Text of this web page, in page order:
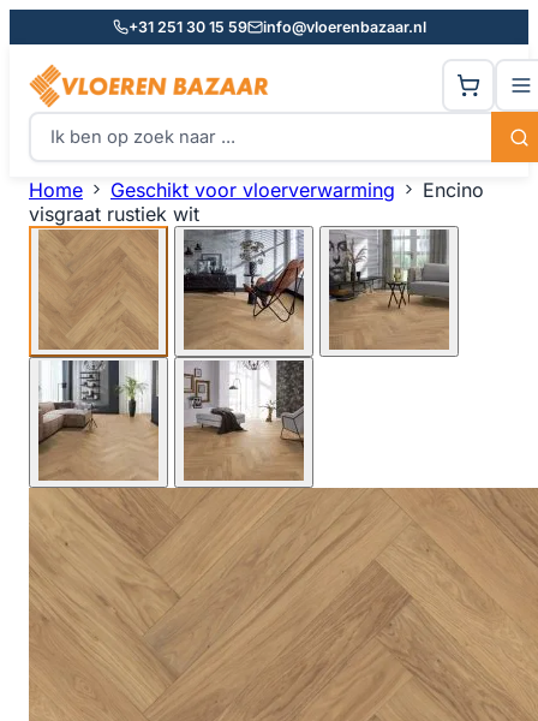
+31 251 30 15 59 info@vloerenbazaar.nl
Home Geschikt voor vloerverwarming
Encino
visgraat rustiek wit